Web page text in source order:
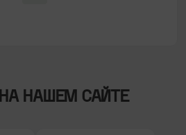
НАШЕМ САЙТЕ